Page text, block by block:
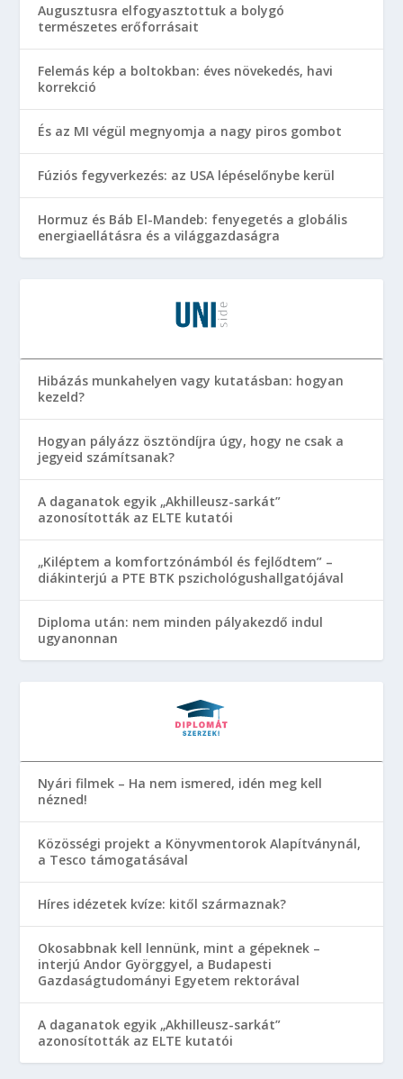
Augusztusra elfogyasztottuk a bolygó
természetes erőforrásait
Felemás kép a boltokban: éves növekedés, havi
korrekció
És az MI végül megnyomja a nagy piros gombot
Fúziós fegyverkezés: az USA lépéselőnybe kerül
Hormuz és Báb El-Mandeb: fenyegetés a globális
energiaellátásra és a világgazdaságra
Hibázás munkahelyen vagy kutatásban: hogyan
kezeld?
Hogyan pályázz ösztöndíjra úgy, hogy ne csak a
jegyeid számítsanak?
A daganatok egyik „Akhilleusz-sarkát”
azonosították az ELTE kutatói
„Kiléptem a komfortzónámból és fejlődtem” –
diákinterjú a PTE BTK pszichológushallgatójával
Diploma után: nem minden pályakezdő indul
ugyanonnan
Nyári filmek – Ha nem ismered, idén meg kell
nézned!
Közösségi projekt a Könyvmentorok Alapítványnál,
a Tesco támogatásával
Híres idézetek kvíze: kitől származnak?
Okosabbnak kell lennünk, mint a gépeknek –
interjú Andor Györggyel, a Budapesti
Gazdaságtudományi Egyetem rektorával
A daganatok egyik „Akhilleusz-sarkát”
azonosították az ELTE kutatói